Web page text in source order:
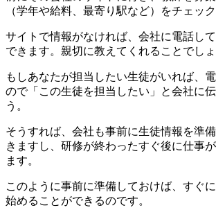
（学年や給料、最寄り駅など）をチェッ
サイトで情報がなければ、会社に電話し
できます。親切に教えてくれることでしょ
もしあなたが担当したい生徒がいれば、
ので「 この生徒を担当したい 」と会社に
う。
そうすれば、会社も事前に生徒情報を準
きますし、研修が終わったすぐ後に仕事
ます。
このように事前に準備しておけば、すぐ
始めることができるのです。